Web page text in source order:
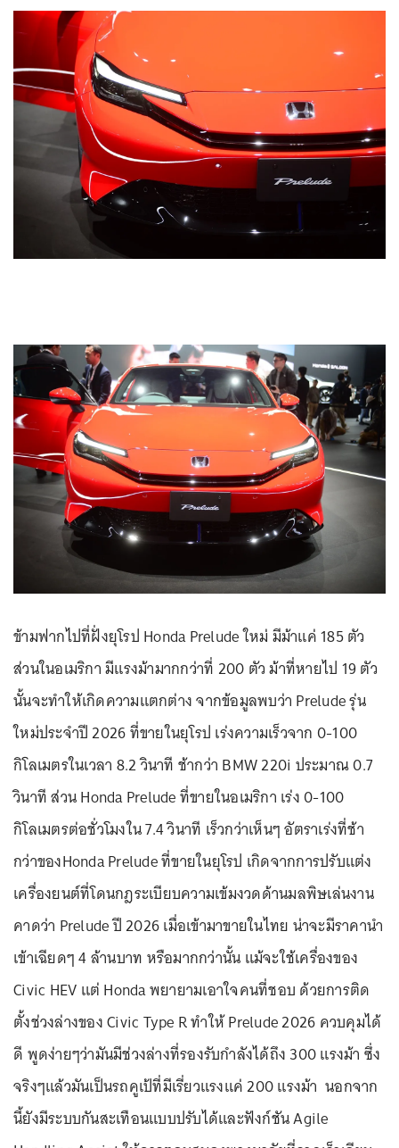
ข้ามฟากไปที่ฝั่งยุโรป Honda Prelude ใหม่ มีม้าแค่ 185 ตัว
ส่วนในอเมริกา มีแรงม้ามากกว่าที่ 200 ตัว ม้าที่หายไป 19 ตัว
นั้นจะทำให้เกิดความแตกต่าง จากข้อมูลพบว่า Prelude รุ่น
ใหม่ประจำปี 2026 ที่ขายในยุโรป เร่งความเร็วจาก 0-100
กิโลเมตรในเวลา 8.2 วินาที ช้ากว่า BMW 220i ประมาณ 0.7
วินาที ส่วน Honda Prelude ที่ขายในอเมริกา เร่ง 0-100
กิโลเมตรต่อชั่วโมงใน 7.4 วินาที เร็วกว่าเห็นๆ อัตราเร่งที่ช้า
กว่าของHonda Prelude ที่ขายในยุโรป เกิดจากการปรับแต่ง
เครื่องยนต์ที่โดนกฎระเบียบความเข้มงวดด้านมลพิษเล่นงาน
คาดว่า Prelude ปี 2026 เมื่อเข้ามาขายในไทย น่าจะมีราคานำ
เข้าเฉียดๆ 4 ล้านบาท หรือมากกว่านั้น แม้จะใช้เครื่องของ
Civic HEV แต่ Honda พยายามเอาใจคนที่ชอบ ด้วยการติด
ตั้งช่วงล่างของ Civic Type R ทำให้ Prelude 2026 ควบคุมได้
ดี พูดง่ายๆว่ามันมีช่วงล่างที่รองรับกำลังได้ถึง 300 แรงม้า ซึ่ง
จริงๆแล้วมันเป็นรถคูเป้ที่มีเรี่ยวแรงแค่ 200 แรงม้า นอกจาก
นี้ยังมีระบบกันสะเทือนแบบปรับได้และฟังก์ชัน Agile